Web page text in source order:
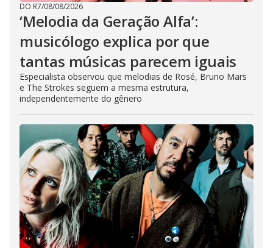
DO R7/08/08/2026
‘Melodia da Geração Alfa’:
musicólogo explica por que
tantas músicas parecem iguais
Especialista observou que melodias de Rosé, Bruno Mars
e The Strokes seguem a mesma estrutura,
independentemente do gênero